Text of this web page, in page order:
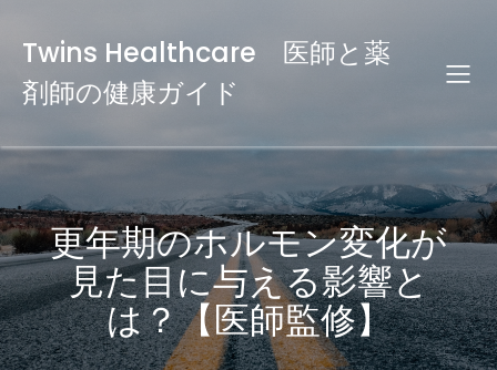
Twins Healthcare 医師と薬
剤師の健康ガイド
更年期のホルモン変化が
見た目に与える影響と
は？【医師監修】